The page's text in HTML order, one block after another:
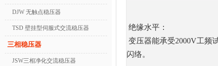
DJW 无触点稳压器
TSD 壁挂型伺服式交流稳压器
三相稳压器
JSW三相净化交流稳压器
绝缘水平：
变压器能承受2000V工频
闪络。